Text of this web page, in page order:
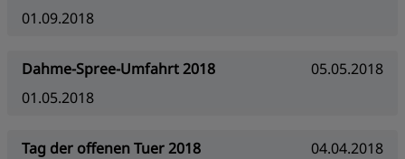
01.09.2018
Dahme-Spree-Umfahrt 2018
05.05.2018
01.05.2018
Tag der offenen Tuer 2018
04.04.2018